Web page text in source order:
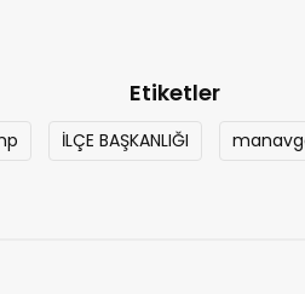
Etiketler
İLÇE BAŞKANLIĞI